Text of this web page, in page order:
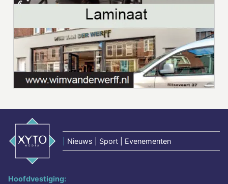
Nieuws | Sport | Evenementen
Hoofdvestiging: